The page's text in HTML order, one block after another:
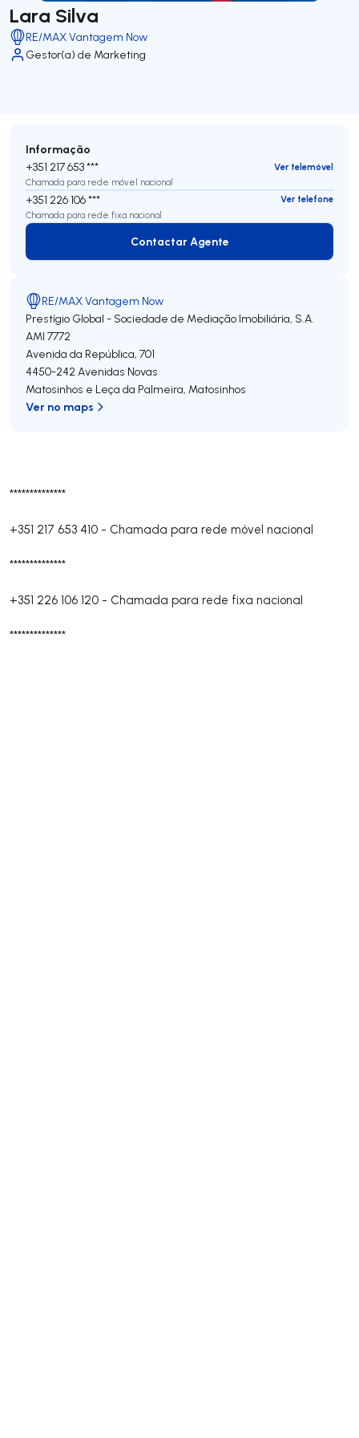
Lara Silva
RE/MAX Vantagem Now
Gestor(a) de Marketing
**************
+351 217 653 410 - Chamada para rede móvel nacional
**************
+351 226 106 120 - Chamada para rede fixa nacional
**************
Informação
+351 217 653 ***
Ver telemóvel
Chamada para rede móvel nacional
+351 226 106 ***
Ver telefone
Chamada para rede fixa nacional
Contactar Agente
Contactar Agente
RE/MAX Vantagem Now
Prestígio Global - Sociedade de Mediação Imobiliária, S.A.
AMI 7772
Avenida da República, 701
4450-242Avenidas Novas
Matosinhos e Leça da Palmeira, Matosinhos
Ver no maps